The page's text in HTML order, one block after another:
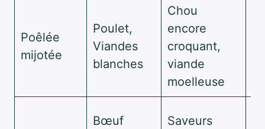
Poêlée
mijotée
Poulet,
Viandes
blanches
Chou
encore
croquant,
viande
moelleuse
Bœuf
Saveurs